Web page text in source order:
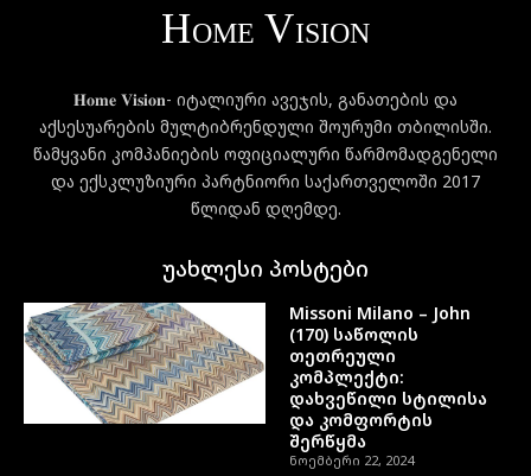
𝐇𝐨𝐦𝐞 𝐕𝐢𝐬𝐢𝐨𝐧- იტალიური ავეჯის, განათების და
აქსესუარების მულტიბრენდული შოურუმი თბილისში.
წამყვანი კომპანიების ოფიციალური წარმომადგენელი
და ექსკლუზიური პარტნიორი საქართველოში 2017
წლიდან დღემდე.
უახლესი პოსტები
Missoni Milano – John
(170) საწოლის
თეთრეული
კომპლექტი:
დახვეწილი სტილისა
და კომფორტის
შერწყმა
ნოემბერი 22, 2024